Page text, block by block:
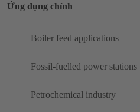
Ứng dụng chính
Boiler feed applications
Fossil-fuelled power stations
Petrochemical industry